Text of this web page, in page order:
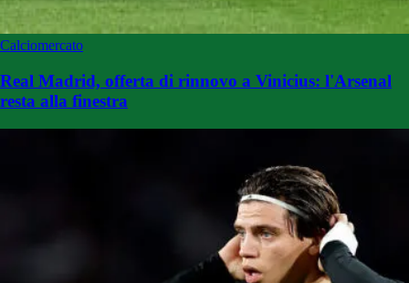
Calciomercato
Real Madrid, offerta di rinnovo a Vinicius: l'Arsenal
resta alla finestra